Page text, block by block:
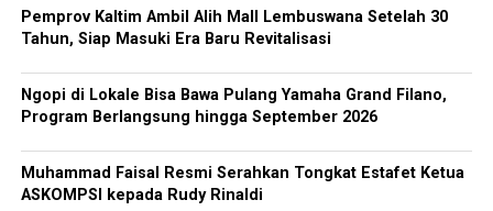
Pemprov Kaltim Ambil Alih Mall Lembuswana Setelah 30
Tahun, Siap Masuki Era Baru Revitalisasi
Ngopi di Lokale Bisa Bawa Pulang Yamaha Grand Filano,
Program Berlangsung hingga September 2026
Muhammad Faisal Resmi Serahkan Tongkat Estafet Ketua
ASKOMPSI kepada Rudy Rinaldi